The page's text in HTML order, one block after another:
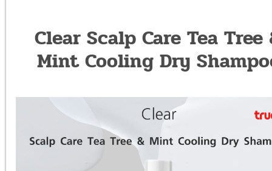
Clear Scalp Care Tea Tree
Mint Cooling Dry